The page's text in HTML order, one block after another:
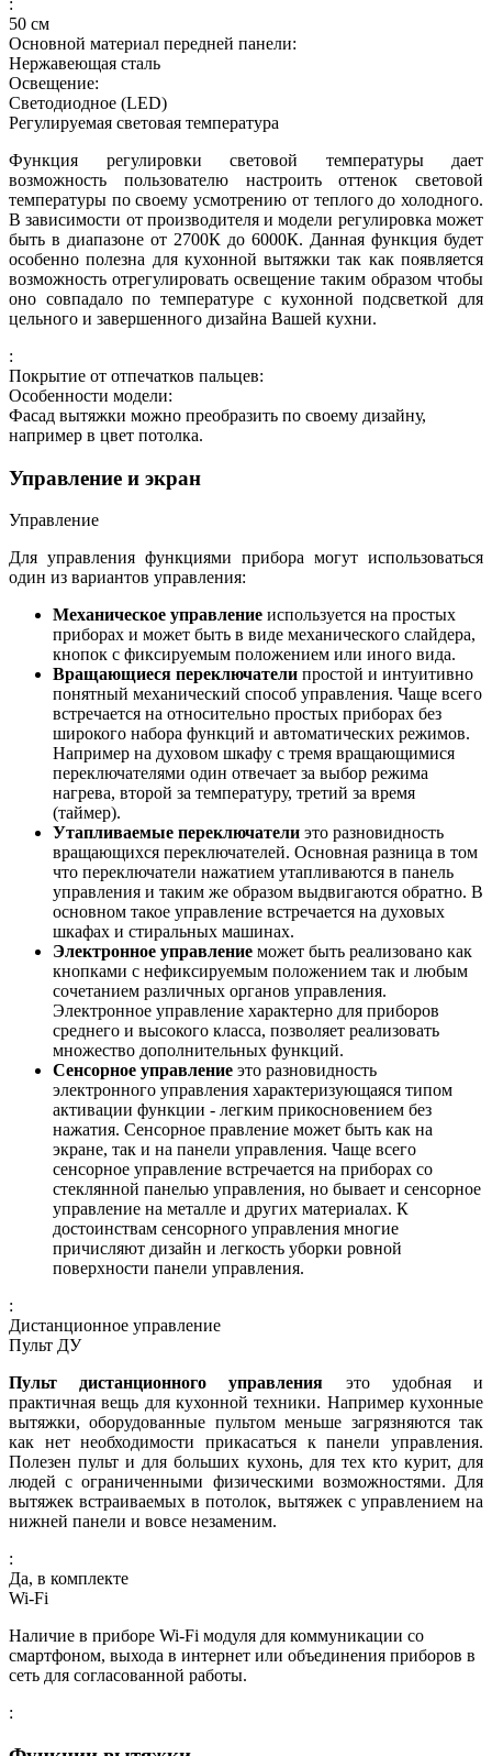
50 см
Основной материал передней панели:
Нержавеющая сталь
Освещение:
Светодиодное (LED)
Регулируемая световая температура
Функция регулировки световой температуры дает
возможность пользователю настроить оттенок световой
температуры по своему усмотрению от теплого до холодного.
В зависимости от производителя и модели регулировка может
быть в диапазоне от 2700К до 6000К. Данная функция будет
особенно полезна для кухонной вытяжки так как появляется
возможность отрегулировать освещение таким образом чтобы
оно совпадало по температуре с кухонной подсветкой для
цельного и завершенного дизайна Вашей кухни.
:
Покрытие от отпечатков пальцев:
Особенности модели:
Фасад вытяжки можно преобразить по своему дизайну,
например в цвет потолка.
Управление и экран
Управление
Для управления функциями прибора могут использоваться
один из вариантов управления:
Механическое управление используется на простых
приборах и может быть в виде механического слайдера,
кнопок с фиксируемым положением или иного вида.
Вращающиеся переключатели простой и интуитивно
понятный механический способ управления. Чаще всего
встречается на относительно простых приборах без
широкого набора функций и автоматических режимов.
Например на духовом шкафу с тремя вращающимися
переключателями один отвечает за выбор режима
нагрева, второй за температуру, третий за время
(таймер).
Утапливаемые переключатели это разновидность
вращающихся переключателей. Основная разница в том
что переключатели нажатием утапливаются в панель
управления и таким же образом выдвигаются обратно. В
основном такое управление встречается на духовых
шкафах и стиральных машинах.
Электронное управление может быть реализовано как
кнопками с нефиксируемым положением так и любым
сочетанием различных органов управления.
Электронное управление характерно для приборов
среднего и высокого класса, позволяет реализовать
множество дополнительных функций.
Сенсорное управление это разновидность
электронного управления характеризующаяся типом
активации функции - легким прикосновением без
нажатия. Сенсорное правление может быть как на
экране, так и на панели управления. Чаще всего
сенсорное управление встречается на приборах со
стеклянной панелью управления, но бывает и сенсорное
управление на металле и других материалах. К
достоинствам сенсорного управления многие
причисляют дизайн и легкость уборки ровной
поверхности панели управления.
:
Дистанционное управление
Пульт ДУ
Пульт дистанционного управления это удобная и
практичная вещь для кухонной техники. Например кухонные
вытяжки, оборудованные пультом меньше загрязняются так
как нет необходимости прикасаться к панели управления.
Полезен пульт и для больших кухонь, для тех кто курит, для
людей с ограниченными физическими возможностями. Для
вытяжек встраиваемых в потолок, вытяжек с управлением на
нижней панели и вовсе незаменим.
:
Да, в комплекте
Wi-Fi
Наличие в приборе Wi-Fi модуля для коммуникации со
смартфоном, выхода в интернет или объединения приборов в
сеть для согласованной работы.
: